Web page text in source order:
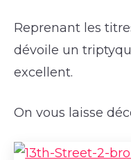
Reprenant les
dévoile un
excellent.
On vous laisse